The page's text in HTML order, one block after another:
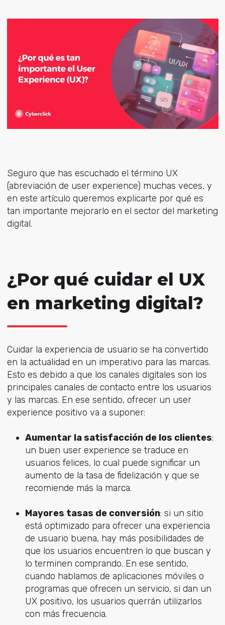
Seguro que has escuchado el término UX
(abreviación de user experience) muchas veces, y
en este artículo queremos explicarte por qué es
tan importante mejorarlo en el sector del marketing
digital.
¿Por qué cuidar el UX
en marketing digital?
Cuidar la experiencia de usuario se ha convertido
en la actualidad en un imperativo para las marcas.
Esto es debido a que los canales digitales son los
principales canales de contacto entre los usuarios
y las marcas. En ese sentido, ofrecer un user
experience positivo va a suponer:
Aumentar la satisfacción de los clientes:
un buen user experience se traduce en
usuarios felices, lo cual puede significar un
aumento de la tasa de fidelización y que se
recomiende más la marca.
Mayores tasas de conversión: si un sitio
está optimizado para ofrecer una experiencia
de usuario buena, hay más posibilidades de
que los usuarios encuentren lo que buscan y
lo terminen comprando. En ese sentido,
cuando hablamos de aplicaciones móviles o
programas que ofrecen un servicio, si dan un
UX positivo, los usuarios querrán utilizarlos
con más frecuencia.